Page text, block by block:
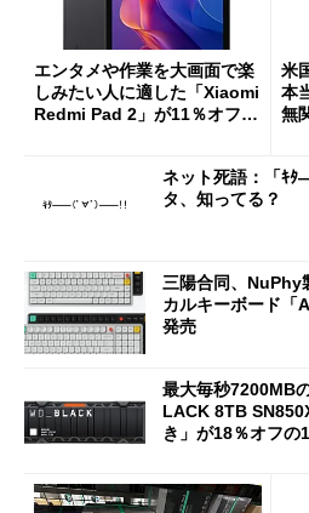
エンタメや作業を大画面で楽
しみたい人に適した「Xiaomi
Redmi Pad 2」が11％オフの
米
本
無
ネット死語：「
タ、知ってる？
三陽合同、NuPhy
カルキーボード「
発売
最大毎秒7200MB
LACK 8TB
き」が18％オフの